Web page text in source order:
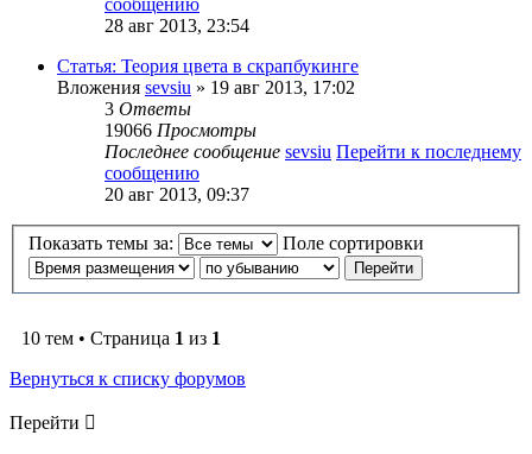
28 авг 2013, 23:54
Статья: Теория цвета в скрапбукинге
Вложения sevsiu » 19 авг 2013, 17:02
3 Ответы
19066 Просмотры
Последнее сообщение sevsiu Перейти к последнему
сообщению
20 авг 2013, 09:37
Показать темы за: Поле сортировки
10 тем • Страница 1 из 1
Вернуться к списку форумов
Перейти